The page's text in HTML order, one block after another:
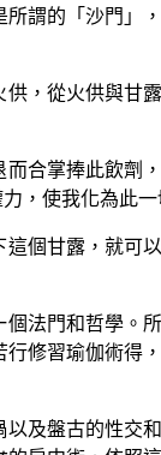
謂的「沙門」
，從火供與甘
合掌捧此飲劑
，使我化為此一
個甘露，就可
法門和哲學。
修習瑜伽術得
及盤古的性交